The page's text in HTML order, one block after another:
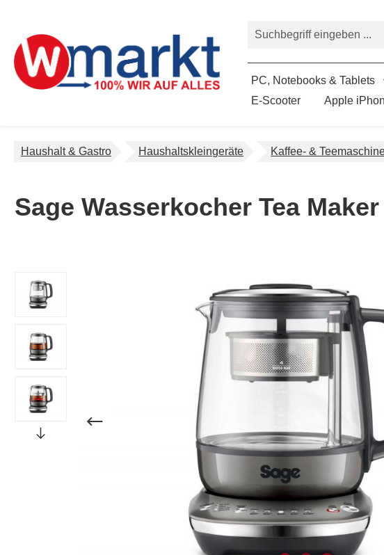
PC, Notebooks & Tablets
E-Scooter
Apple
Haushalt & Gastro Haushaltskleingeräte Kaffee- &
Sage Wasserkocher Tea
Bildergalerie überspringen